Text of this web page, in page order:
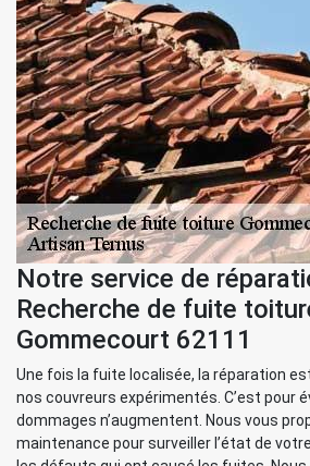
Notre service de
Recherche de fuite
Gommecourt 62111
Une fois la fuite localisée, la réparation
nos couvreurs expérimentés. C’est pour
dommages n’augmentent. Nous vous
maintenance pour surveiller l’état de